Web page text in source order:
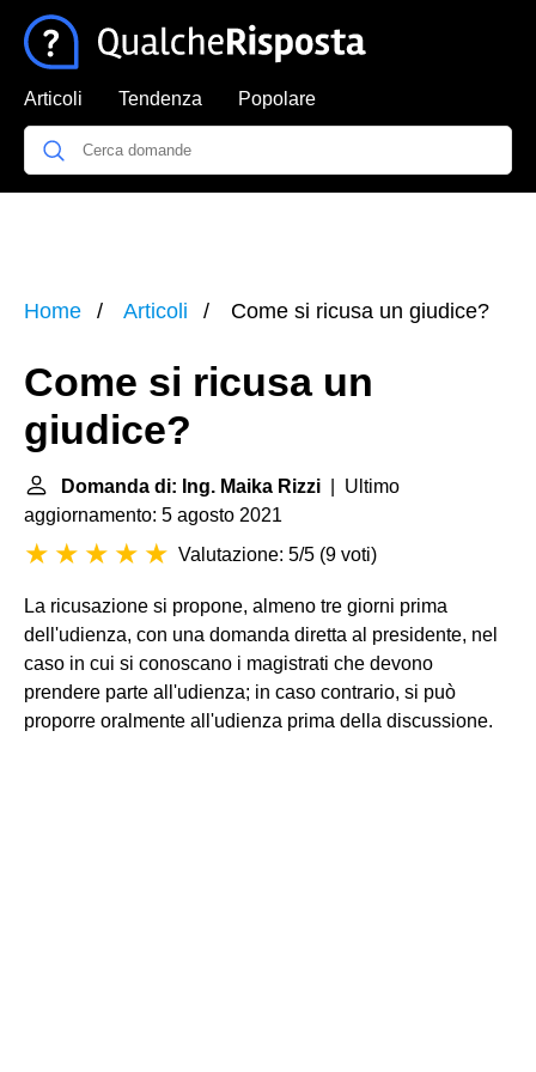
Articoli Tendenza Popolare
Home Articoli Come si ricusa un giudice?
Come si ricusa un
giudice?
Domanda di: Ing. Maika Rizzi | Ultimo
aggiornamento: 5 agosto 2021
Valutazione: 5/5 (9 voti)
La ricusazione si propone, almeno tre giorni prima
dell'udienza, con una domanda diretta al presidente, nel
caso in cui si conoscano i magistrati che devono
prendere parte all'udienza; in caso contrario, si può
proporre oralmente all'udienza prima della discussione.